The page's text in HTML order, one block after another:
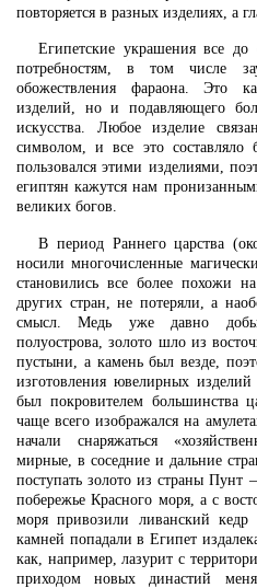
повторяется в разных изделиях, а
Египетские украшения все
потребностям, в том числе
обожествления фараона. Это
изделий, но и подавляющего
искусства. Любое изделие
символом, и все это
пользовался этими изделиями,
египтян кажутся нам
великих богов.
В период Раннего царства
носили многочисленные
становились все более похожи
других стран, не потеряли, а
смысл. Медь уже давно
полуострова, золото шло из
пустыни, а камень был везде,
изготовления ювелирных
был покровителем большинства
чаще всего изображался на
начали снаряжаться
мирные, в соседние и дальние
поступать золото из страны
побережье Красного моря, а с
моря привозили ливанский
камней попадали в Египет
как, например, лазурит с
приходом новых династий